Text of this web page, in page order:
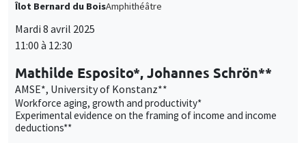
Îlot Bernard du BoisAmphithéâtre
Mardi 8 avril 2025
11:00 à 12:30
Mathilde Esposito*, Johannes Schrön**
AMSE*, University of Konstanz**
Workforce aging, growth and productivity*
Experimental evidence on the framing of income and income
deductions**